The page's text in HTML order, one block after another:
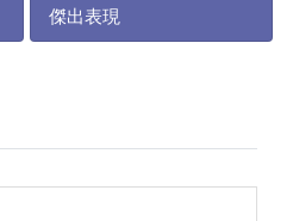
傑出表現